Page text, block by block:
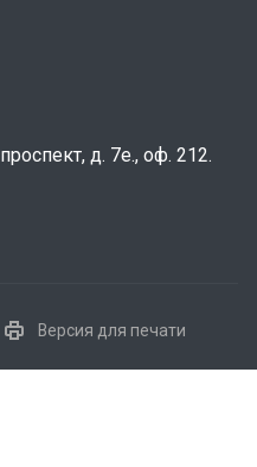
д. 7е., оф. 212.
Версия для печати